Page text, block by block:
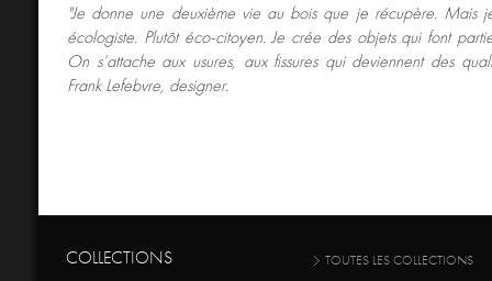
"Je donne une deuxième vie au bois que je récupère. Mais
écologiste. Plutôt éco-citoyen. Je crée des objets qui font
On s’attache aux usures, aux fissures qui deviennent des
Frank Lefebvre, designer.
COLLECTIONS TOUTES LES COLLECTIONS